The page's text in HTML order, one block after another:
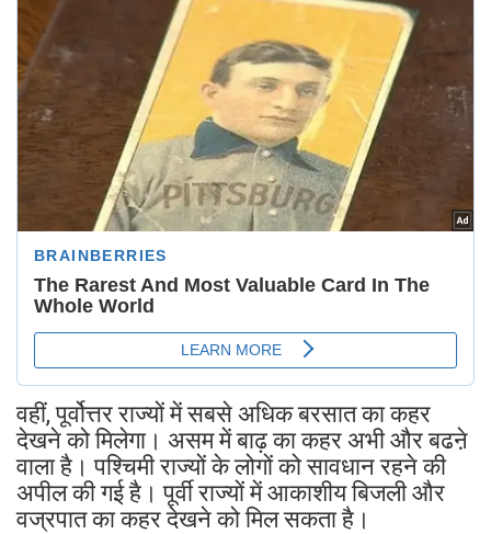
वहीं, पूर्वोत्तर राज्यों में सबसे अधिक बरसात का कहर
देखने को मिलेगा। असम में बाढ़ का कहर अभी और बढऩे
वाला है। पश्चिमी राज्यों के लोगों को सावधान रहने की
अपील की गई है। पूर्वी राज्यों में आकाशीय बिजली और
वज्रपात का कहर देखने को मिल सकता है।